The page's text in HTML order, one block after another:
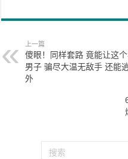
上一篇
傻眼！同样套路 竟能让这
男子 骗尽大温无敌手 还能
外